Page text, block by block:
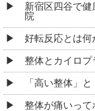
新宿区四谷で
院
好転反応とは何
整体とカイロプ
「高い整体」
整体が痛いって